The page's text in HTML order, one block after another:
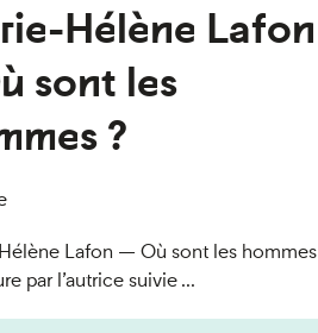
Hélène Lafon
sont les
?
Lafon — Où sont les hommes
par l’autrice suivie ...